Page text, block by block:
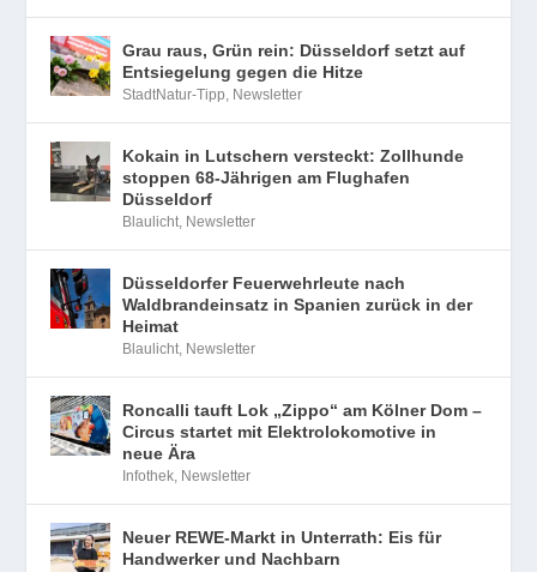
Grau raus, Grün rein: Düsseldorf setzt auf
Entsiegelung gegen die Hitze
StadtNatur-Tipp, Newsletter
Kokain in Lutschern versteckt: Zollhunde
stoppen 68-Jährigen am Flughafen
Düsseldorf
Blaulicht, Newsletter
Düsseldorfer Feuerwehrleute nach
Waldbrandeinsatz in Spanien zurück in der
Heimat
Blaulicht, Newsletter
Roncalli tauft Lok „Zippo“ am Kölner Dom –
Circus startet mit Elektrolokomotive in
neue Ära
Infothek, Newsletter
Neuer REWE-Markt in Unterrath: Eis für
Handwerker und Nachbarn